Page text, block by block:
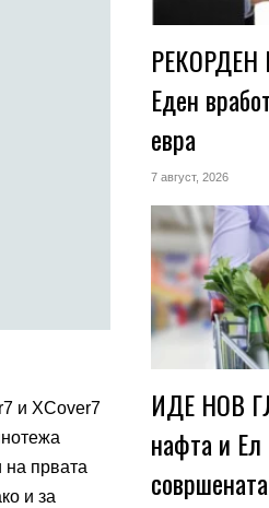
и XCover7
на првата
и за
Еден
евра
7 август, 2026
ИДЕ НОВ
нафта и Ел